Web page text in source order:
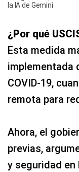
la IA de Gemini
¿Por qué
Esta medida
implementada
COVID-19,
remota para
Ahora, el
previas,
y seguridad